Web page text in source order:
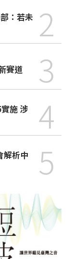
：若未 2
賽道 3
施 涉
4
5